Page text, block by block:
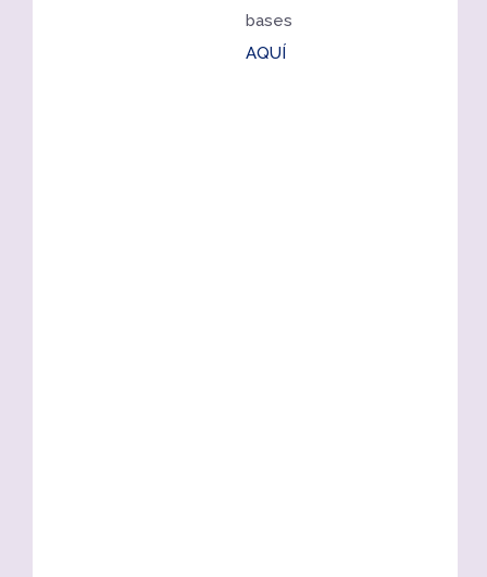
bases
AQUÍ